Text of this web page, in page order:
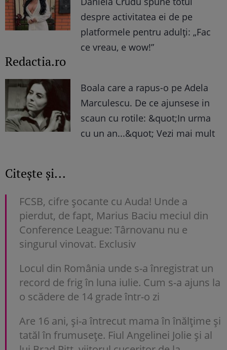
despre activitatea ei de pe
platformele pentru adulți: „Fac
ce vreau, e wow!”
Redactia.ro
Boala care a rapus-o pe Adela
Marculescu. De ce ajunsese in
scaun cu rotile: &quot;In urma
cu un an...&quot; Vezi mai mult
Citește și...
FCSB, cifre șocante cu Auda! Unde a
pierdut, de fapt, Marius Baciu meciul din
Conference League: Târnovanu nu e
singurul vinovat. Exclusiv
Locul din România unde s-a înregistrat un
record de frig în luna iulie. Cum s-a ajuns la
o scădere de 14 grade într-o zi
Are 16 ani, și-a întrecut mama în înălțime și
tatăl în frumusețe. Fiul Angelinei Jolie și al